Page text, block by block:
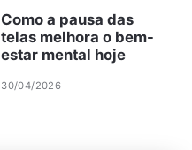
Como a pausa das
telas melhora o bem-
estar mental hoje
30/04/2026